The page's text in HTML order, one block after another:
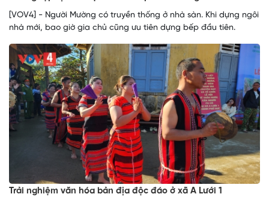
[VOV4] - Người Mường có truyền thống ở nhà sàn. Khi dựng ngôi
nhà mới, bao giờ gia chủ cũng ưu tiên dựng bếp đầu tiên.
Trải nghiệm văn hóa bản địa độc đáo ở xã A Lưới 1